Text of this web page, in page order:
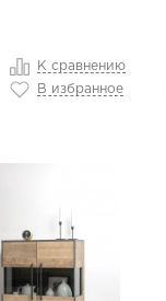
К сравнению
В избранное